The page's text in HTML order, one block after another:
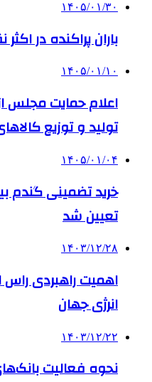
۱۴۰۵/۰۱/۳۰
باران پراکنده در
۱۴۰۵/۰۱/۱۰
اعلام حمایت مجلس
تولید و توزیع
۱۴۰۵/۰۱/۰۴
تعیین شد
۱۴۰۳/۱۲/۲۸
اهمیت راهبردی راس
انرژی جهان
۱۴۰۳/۱۲/۲۲
نحوه فعالیت